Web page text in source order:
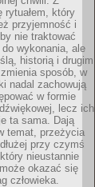
który
przyjemność i
nie traktować
wykonania, ale
historią i drugim
sposób, w
nadal zachowują
w formie
lecz ich
ta sama. Dają
temat, przeżycia
przy czymś
nieustannie
okazać się
człowieka.